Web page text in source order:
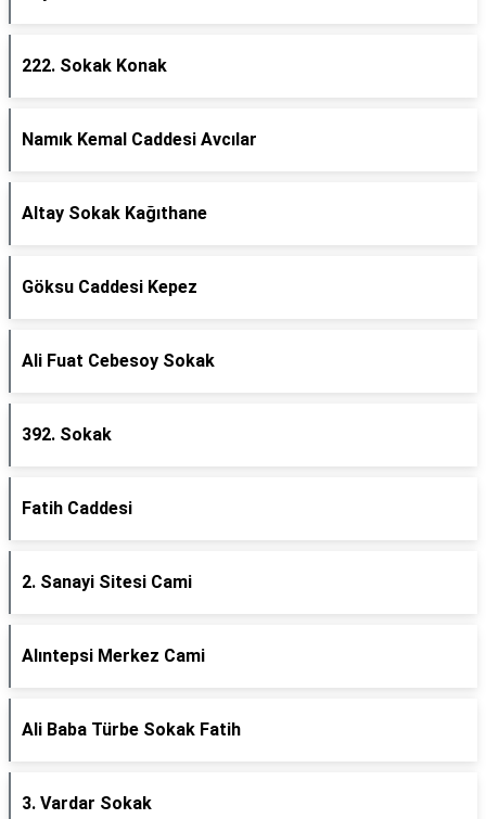
222. Sokak Konak
Namık Kemal Caddesi Avcılar
Altay Sokak Kağıthane
Göksu Caddesi Kepez
Ali Fuat Cebesoy Sokak
392. Sokak
Fatih Caddesi
2. Sanayi Sitesi Cami
Alıntepsi Merkez Cami
Ali Baba Türbe Sokak Fatih
3. Vardar Sokak